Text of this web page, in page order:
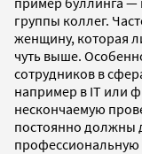
группы коллег.
женщину, которая
чуть выше.
сотрудников в
например в IT или
нескончаемую
постоянно должны
профессиональную